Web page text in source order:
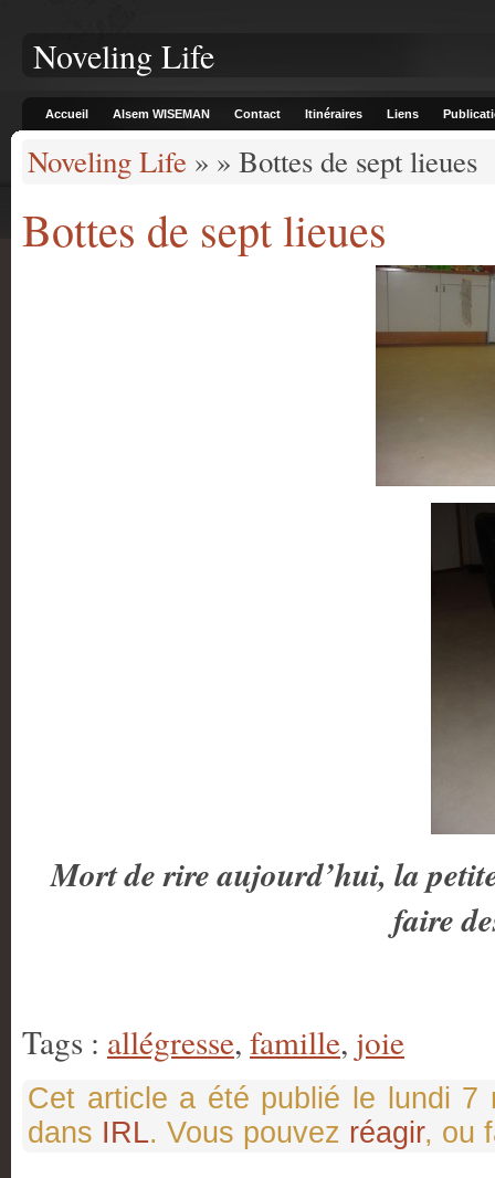
Noveling Life
Accueil Alsem WISEMAN Contact Itinéraires Liens
Noveling Life » » Bottes de sept lieues
Bottes de sept lieues
Mort de rire aujourd’hui, la
faire
Tags : allégresse, famille, joie
Cet article a été publié le lundi
dans IRL. Vous pouvez réagir, ou